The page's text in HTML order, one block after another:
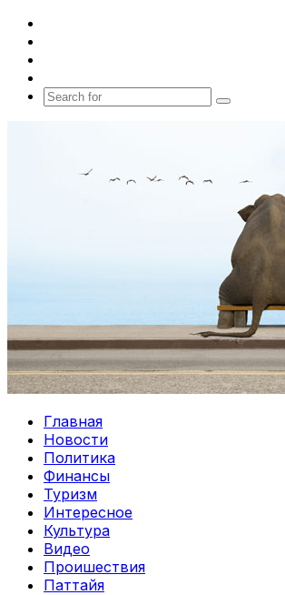
Search
Главная
Новости
Политика
Финансы
Туризм
Интересное
Культура
Видео
Проишествия
Паттайя